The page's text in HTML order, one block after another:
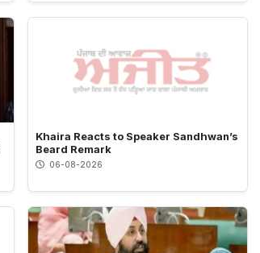
Khaira Reacts to Speaker Sandhwan’s
Beard Remark
06-08-2026